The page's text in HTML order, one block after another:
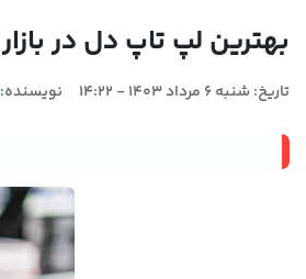
بهترین لپ تاپ دل در بازار
تاریخ: شنبه 6 مرداد 1403 - 14:22 نویسنده: